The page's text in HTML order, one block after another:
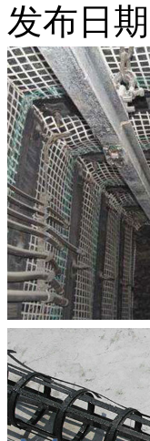
发布日